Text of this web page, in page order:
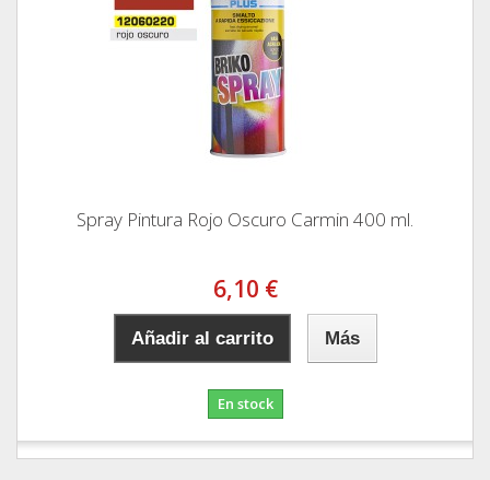
Spray Pintura Rojo Oscuro Carmin 400 ml.
6,10 €
Añadir al carrito Más
En stock